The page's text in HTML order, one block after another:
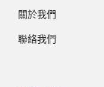
關於我們
聯絡我們